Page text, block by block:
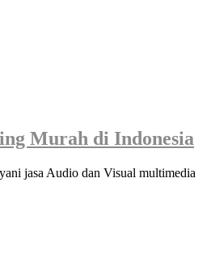
Murah di Indonesia
jasa Audio dan Visual multimedia